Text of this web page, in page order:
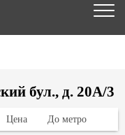
бул., д. 20А/3
Цена До метро